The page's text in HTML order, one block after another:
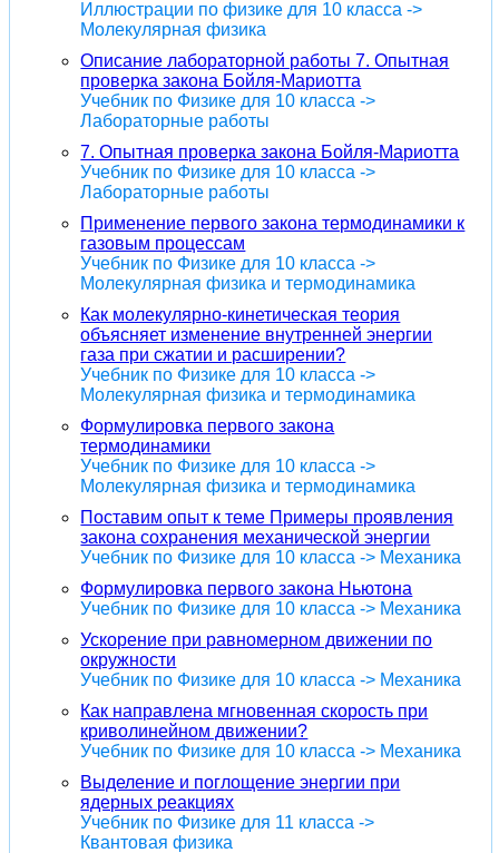
Иллюстрации по физике для 10 класса ->
Молекулярная физика
Описание лабораторной работы 7. Опытная
проверка закона Бойля-Мариотта
Учебник по Физике для 10 класса ->
Лабораторные работы
7. Опытная проверка закона Бойля-Мариотта
Учебник по Физике для 10 класса ->
Лабораторные работы
Применение первого закона термодинамики к
газовым процессам
Учебник по Физике для 10 класса ->
Молекулярная физика и термодинамика
Как молекулярно-кинетическая теория
объясняет изменение внутренней энергии
газа при сжатии и расширении?
Учебник по Физике для 10 класса ->
Молекулярная физика и термодинамика
Формулировка первого закона
термодинамики
Учебник по Физике для 10 класса ->
Молекулярная физика и термодинамика
Поставим опыт к теме Примеры проявления
закона сохранения механической энергии
Учебник по Физике для 10 класса -> Механика
Формулировка первого закона Ньютона
Учебник по Физике для 10 класса -> Механика
Ускорение при равномерном движении по
окружности
Учебник по Физике для 10 класса -> Механика
Как направлена мгновенная скорость при
криволинейном движении?
Учебник по Физике для 10 класса -> Механика
Выделение и поглощение энергии при
ядерных реакциях
Учебник по Физике для 11 класса ->
Квантовая физика